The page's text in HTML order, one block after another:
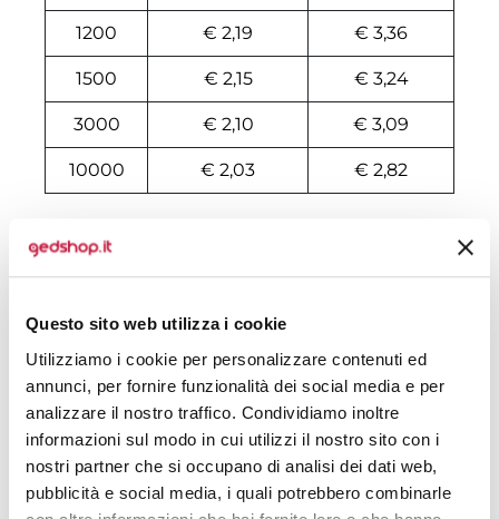
Questo sito web utilizza i cookie
Utilizziamo i cookie per personalizzare contenuti ed
annunci, per fornire funzionalità dei social media e per
analizzare il nostro traffico. Condividiamo inoltre
informazioni sul modo in cui utilizzi il nostro sito con i
nostri partner che si occupano di analisi dei dati web,
pubblicità e social media, i quali potrebbero combinarle
1200 € 2,19 € 3,36
1500 € 2,15 € 3,24
3000 € 2,10 € 3,09
10000 € 2,03 € 2,82
Tecniche di stampa
Prodotti alternativi